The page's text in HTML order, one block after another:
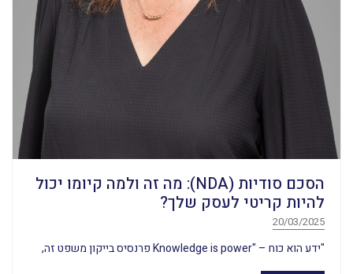
הסכם סודיות (NDA): מה זה ולמה קיומו יכול
להיות קריטי לעסק שלך?
20/03/2025
"ידע הוא כוח – "Knowledge is power פרנסיס בייקון משפט זה,